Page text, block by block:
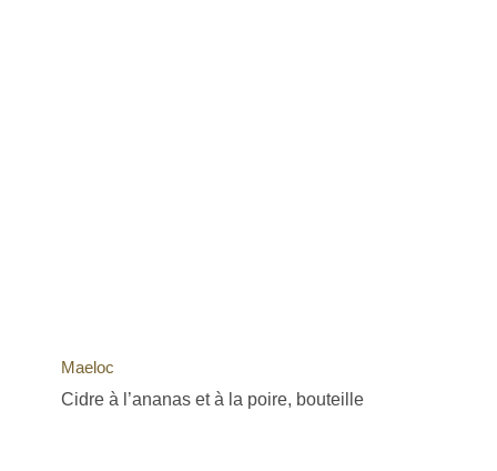
Maeloc
Cidre à l’ananas et à la poire, bouteille